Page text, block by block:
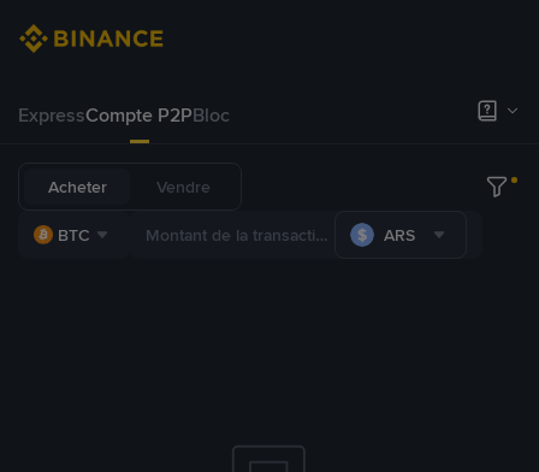
ExpressCompte P2PBloc
Acheter Vendre
BTC ARS